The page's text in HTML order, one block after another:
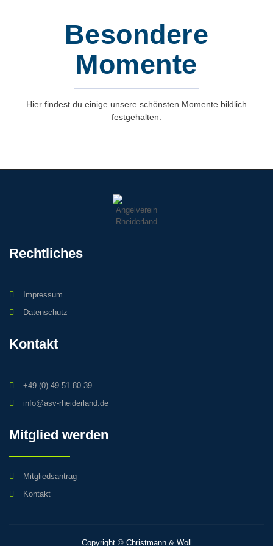
Besondere
Momente
Hier findest du einige unsere schönsten Momente bildlich
festgehalten:
Rechtliches
Impressum
Datenschutz
Kontakt
+49 (0) 49 51 80 39
info@asv-rheiderland.de
Mitglied werden
Mitgliedsantrag
Kontakt
Copyright © Christmann & Woll